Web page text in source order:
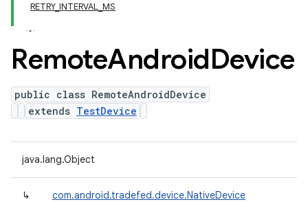
RETRY_INTERVAL_MS
RemoteAndroidDevice
public class RemoteAndroidDevice
extends TestDevice
java.lang.Object
↳ com.android.tradefed.device.NativeDevice